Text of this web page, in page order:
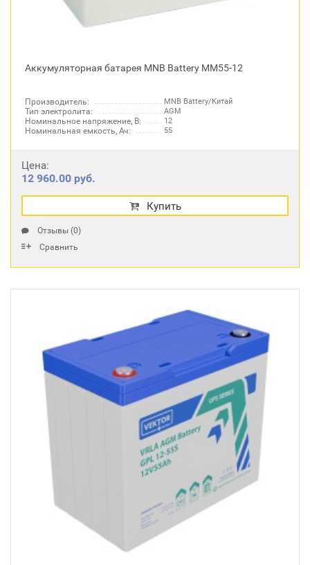
Аккумуляторная батарея MNB Battery MM55-12
Производитель: MNB Battery/Китай
Тип электролита: AGM
Номинальное напряжение, В: 12
Номинальная емкость, Ач: 55
Цена:
12 960.00 руб.
Купить
Отзывы (0)
Сравнить